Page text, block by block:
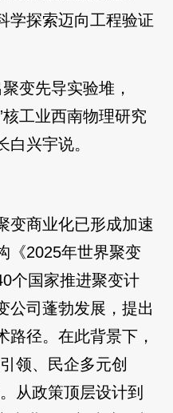
学探索迈向工程验证
变先导实验堆，
工业西南物理研究
白兴宇说。
变商业化已形成加速
《2025年世界聚变
个国家推进聚变计
公司蓬勃发展，提出
路径。在此背景下，
领、民企多元创
从政策顶层设计到